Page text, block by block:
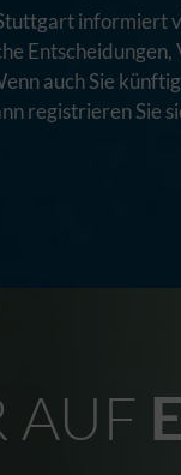
informiert
auch Sie
registrieren Sie
AUF